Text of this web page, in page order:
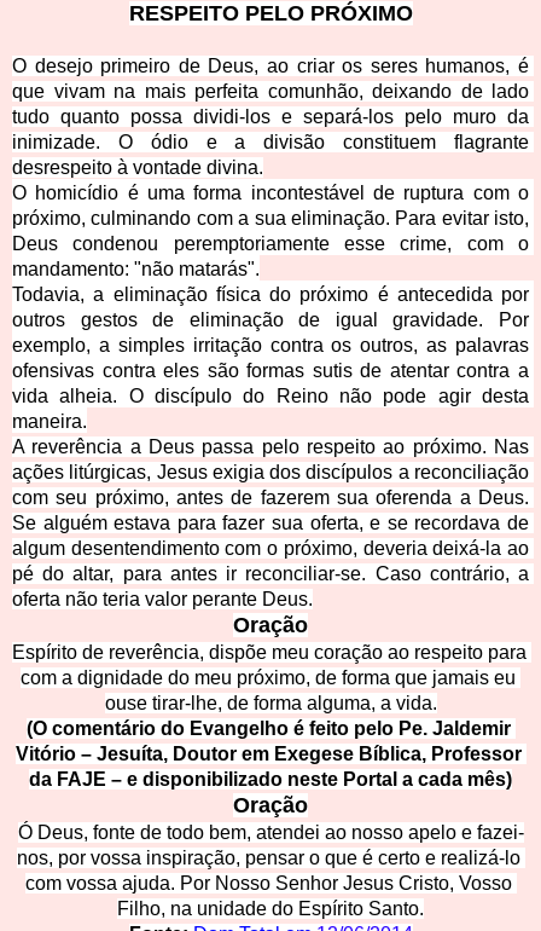
RESPEITO PELO PRÓXIMO
O desejo primeiro de Deus, ao criar os seres humanos, é
que vivam na mais perfeita comunhão, deixando de lado
tudo quanto possa dividi-los e separá-los pelo muro da
inimizade. O ódio e a divisão constituem flagrante
desrespeito à vontade divina.
O homicídio é uma forma incontestável de ruptura com o
próximo, culminando com a sua eliminação. Para evitar isto,
Deus condenou peremptoriamente esse crime, com o
mandamento: "não matarás".
Todavia, a eliminação física do próximo é antecedida por
outros gestos de eliminação de igual gravidade. Por
exemplo, a simples irritação contra os outros, as palavras
ofensivas contra eles são formas sutis de atentar contra a
vida alheia. O discípulo do Reino não pode agir desta
maneira.
A reverência a Deus passa pelo respeito ao próximo. Nas
ações litúrgicas, Jesus exigia dos discípulos a reconciliação
com seu próximo, antes de fazerem sua oferenda a Deus.
Se alguém estava para fazer sua oferta, e se recordava de
algum desentendimento com o próximo, deveria deixá-la ao
pé do altar, para antes ir reconciliar-se. Caso contrário, a
oferta não teria valor perante Deus.
Oração
Espírito de reverência, dispõe meu coração ao respeito para
com a dignidade do meu próximo, de forma que jamais eu
ouse tirar-lhe, de forma alguma, a vida.
(O comentário do Evangelho é feito pelo Pe. Jaldemir
Vitório – Jesuíta, Doutor em Exegese Bíblica, Professor
da FAJE – e disponibilizado neste Portal a cada mês)
Oração
Ó Deus, fonte de todo bem, atendei ao nosso apelo e fazei-
nos, por vossa inspiração, pensar o que é certo e realizá-lo
com vossa ajuda. Por Nosso Senhor Jesus Cristo, Vosso
Filho, na unidade do Espírito Santo.